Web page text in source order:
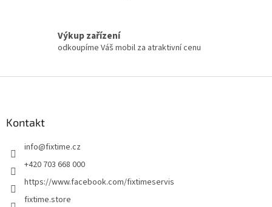
Výkup zařízení
odkoupíme Váš mobil za atraktivní cenu
Kontakt
info@fixtime.cz
+420 703 668 000
https://www.facebook.com/fixtimeservis
fixtime.store